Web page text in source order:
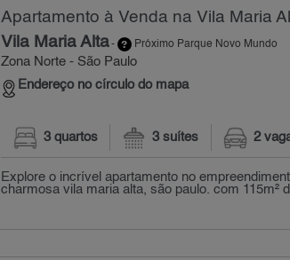
Apartamento à Venda na Vila Maria
Vila Maria Alta- Próximo Parque Novo Mundo
Zona Norte - São Paulo
Endereço no círculo do mapa
3 quartos 3 suítes 2
Explore o incrível apartamento no
charmosa vila maria alta, são paulo. com 115m²